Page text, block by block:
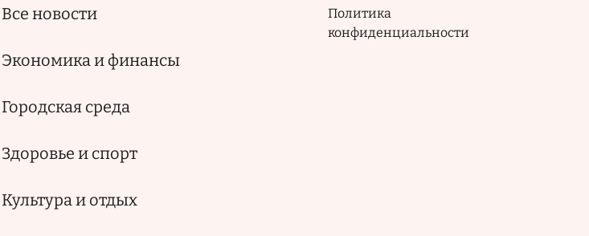
Все новости
Экономика и финансы
Городская среда
Здоровье и спорт
Культура и отдых
Политика
конфиденциальности